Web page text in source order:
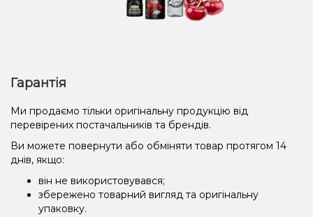
Гарантія
Ми продаємо тільки оригінальну продукцію від
перевірених постачальників та брендів.
Ви можете повернути або обміняти товар протягом 14
днів, якщо:
він не використовувався;
збережено товарний вигляд та оригінальну
упаковку.